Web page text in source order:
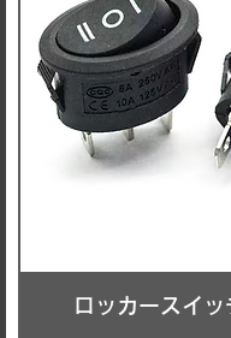
ロッカースイ